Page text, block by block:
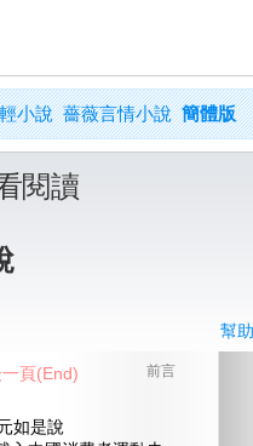
小說 薔薇言情小說 簡體版
閱讀
幫助
前言
是說
頁(End)